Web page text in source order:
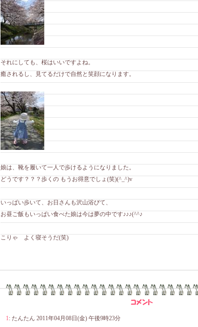
それにしても、桜はいいですよね。
癒されるし、見てるだけで自然と笑顔になります。
娘は、靴を履いて一人で歩けるようになりました。
どうです？？？歩くの もうお得意でしょ(笑)(^_^)v
いっぱい歩いて、お日さんも沢山浴びて、
お昼ご飯もいっぱい食べた娘は今は夢の中です♪♪♪(^^♪
こりゃ よく寝そうだ(笑)
1: たんたん 2011年04月08日(金) 午後9時23分